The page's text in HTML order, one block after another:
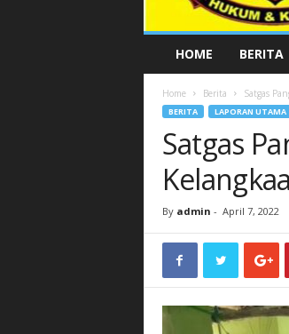
L
HOME BERITA
Home Berita Satgas
BERITA LAPORAN UTAMA
Satgas
By admin - April 7, 2022